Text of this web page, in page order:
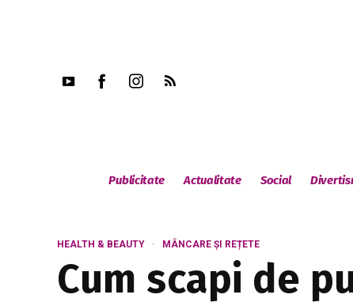
Publicitate Actualitate Social
HEALTH & BEAUTY MÂNCARE ȘI REȚETE
Cum scapi de